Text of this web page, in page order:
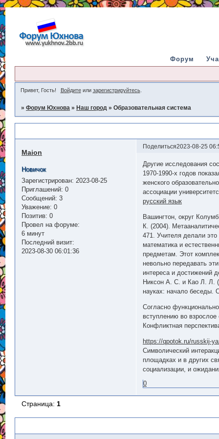
Форум
Привет, Гость! Войдитеили зарегистрируйтесь.
»Форум Юхнова » Наш город »Образовательная система
Поделиться2023-08-25
Maion
Новичок
Зарегистрирован: 2023-08-25
Приглашений: 0
Сообщений: 3
Уважение: 0
Позитив: 0
Провел на форуме:
6 минут
Последний визит:
2023-08-30 06:01:36
Другие исследования
1970-1990-х годов
женского
ассоциации
русский язык
Вашингтон, округ
К. (2004).
471. Учителя делали
математика и
предметам. Этот
невольно передавать
интереса и достижений
Никсон А. С. и Као Л. Л.
науках: начало беседы.
Согласно
вступлению во
Конфликтная
https://qpotok.ru/russkij-
Символический
площадках и в других
социализации, и
0
Страница: 1